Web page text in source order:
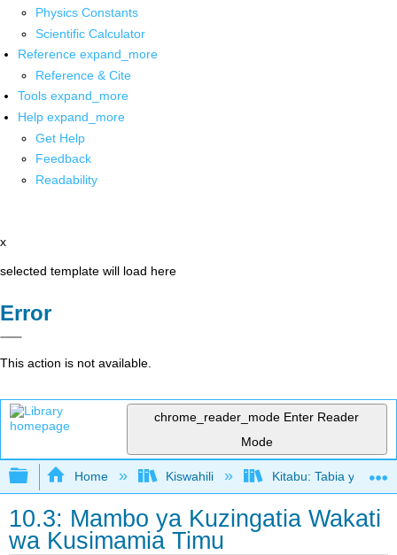
Physics Constants
Scientific Calculator
Reference expand_more
Reference & Cite
Tools expand_more
Help expand_more
Get Help
Feedback
Readability
x
selected template will load here
Error
This action is not available.
chrome_reader_mode Enter Reader
Mode
Expand/collapse global hierarchy
Home Kiswahili Kitabu: Tabia ya
10.3: Mambo ya Kuzingatia Wakati
wa Kusimamia Timu